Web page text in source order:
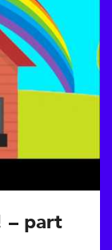
– part